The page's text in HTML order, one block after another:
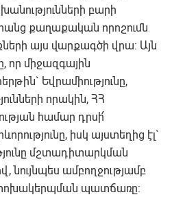
բարի
քաղաքական որոշումն
այս վարքագծի վրա: Այն
որ միջազգային
Եվրամիությունը,
որակին, ՀՀ
համար դրսի՛
իսկ այստեղից էլ`
մշտադիտարկման
նույնպես ամբողջությամբ
փոխակերպման պատճառը: